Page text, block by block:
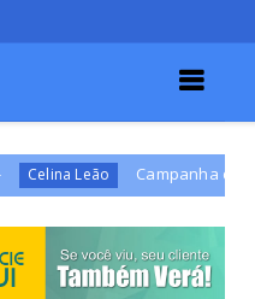
Campanha de Celina